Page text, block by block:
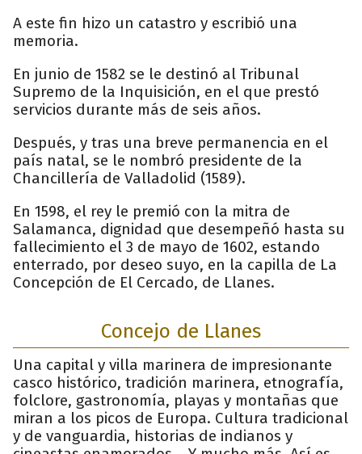
A este fin hizo un catastro y escribió una
memoria.
En junio de 1582 se le destinó al Tribunal
Supremo de la Inquisición, en el que prestó
servicios durante más de seis años.
Después, y tras una breve permanencia en el
país natal, se le nombró presidente de la
Chancillería de Valladolid (1589).
En 1598, el rey le premió con la mitra de
Salamanca, dignidad que desempeñó hasta su
fallecimiento el 3 de mayo de 1602, estando
enterrado, por deseo suyo, en la capilla de La
Concepción de El Cercado, de Llanes.
Concejo de Llanes
Una capital y villa marinera de impresionante
casco histórico, tradición marinera, etnografía,
folclore, gastronomía, playas y montañas que
miran a los picos de Europa. Cultura tradicional
y de vanguardia, historias de indianos y